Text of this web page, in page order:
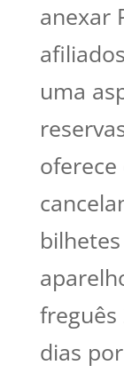
anexar
uma
freguês
dias